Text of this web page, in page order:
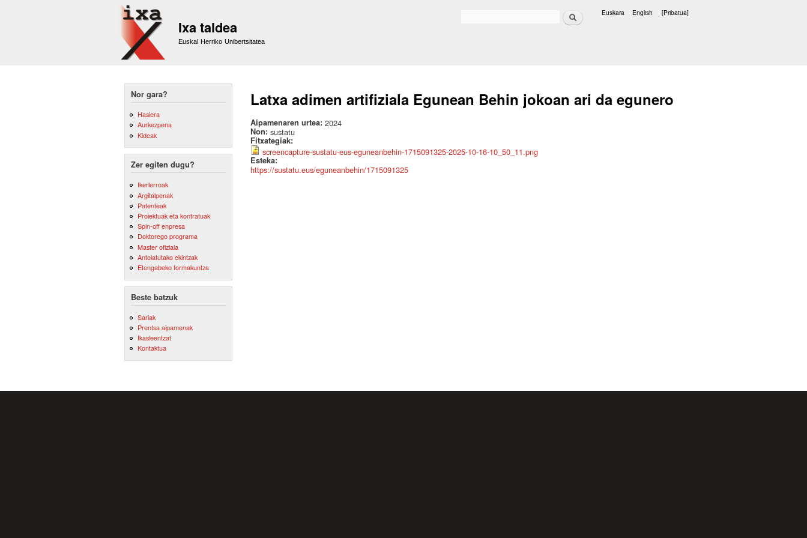
Ixa taldea
Euskal Herriko Unibertsitatea
Bilatu Euskara English [Pribatua]
Nor gara?
Hasiera
Aurkezpena
Kideak
Zer egiten dugu?
Ikerlerroak
Argitalpenak
Patenteak
Proiektuak eta kontratuak
Spin-off enpresa
Doktorego programa
Master ofiziala
Antolatutako ekintzak
Etengabeko formakuntza
Beste batzuk
Sariak
Prentsa aipamenak
Ikasleentzat
Kontaktua
Latxa adimen artifiziala Egunean Behin jokoan ari da egunero
Aipamenaren urtea: 2024
Non: sustatu
Fitxategiak:
screencapture-sustatu-eus-eguneanbehin-1715091325-2025-10-16-10_50_11.png
Esteka:
https://sustatu.eus/eguneanbehin/1715091325